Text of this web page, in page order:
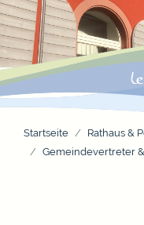
Startseite
Rathaus &
Gemeindevertreter